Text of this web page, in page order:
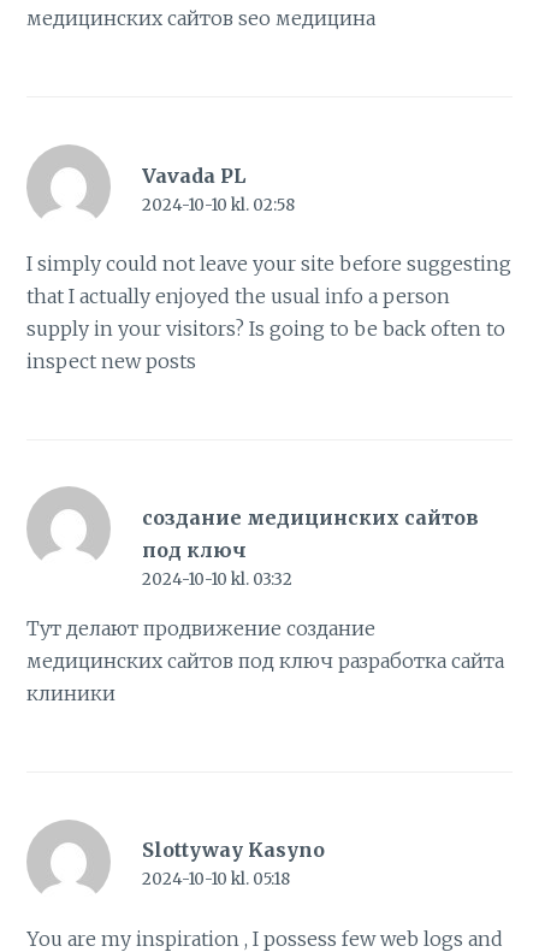
медицинских сайтовseo медицина
Vavada PL
2024-10-10 kl. 02:58
I simply could not leave your site before suggesting
that I actually enjoyed the usual info a person
supply in your visitors? Is going to be back often to
inspect new posts
создание медицинских сайтов
под ключ
2024-10-10 kl. 03:32
Тут делают продвижение создание
медицинских сайтов под ключразработка сайта
клиники
Slottyway Kasyno
2024-10-10 kl. 05:18
You are my inspiration , I possess few web logs and